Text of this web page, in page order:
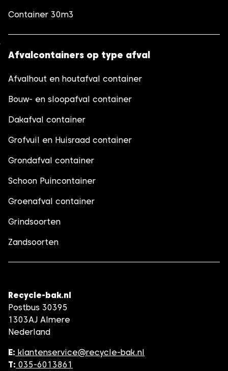
Container 30m3
Afvalcontainers op type afval
Afvalhout en houtafval container
Bouw- en sloopafval container
Dakafval container
Grofvuil en Huisraad container
Grondafval container
Schoon Puincontainer
Groenafval container
Grindsoorten
Zandsoorten
Recycle-bak.nl
Postbus 30395
1303AJ Almere
Nederland
E: klantenservice@recycle-bak.nl
T: 035-6013861